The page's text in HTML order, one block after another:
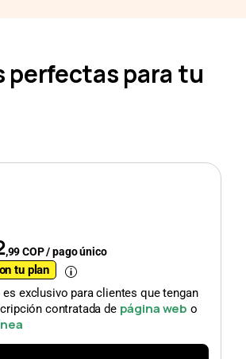
perfectas para tu
,99 COP / pago único
tu plan
exclusivo para clientes que tengan
contratada de página web o